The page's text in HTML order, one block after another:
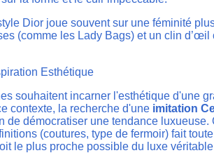
Dior joue souvent sur une féminité
(comme les Lady Bags) et un clin d’œil
Esthétique
souhaitent incarner l'esthétique d'une
contexte, la recherche d'une imitation
de démocratiser une tendance
(coutures, type de fermoir) fait
le plus proche possible du luxe